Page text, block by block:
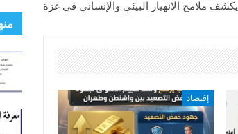
يكشف ملامح الانهيار البيئي والإنساني في غزة
إقتصاد